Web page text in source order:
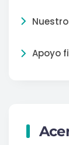
Apoyo